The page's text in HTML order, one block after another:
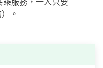
服務，一人只要
。